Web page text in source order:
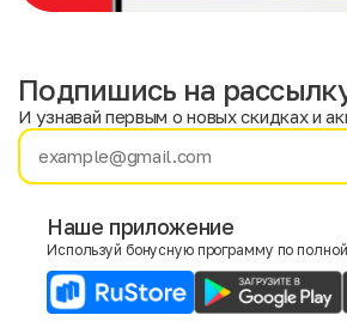
Имя
E-mail
Подпишись на
И узнавай первым о новых скидках и
Наше приложение
Используй бонусную программу по